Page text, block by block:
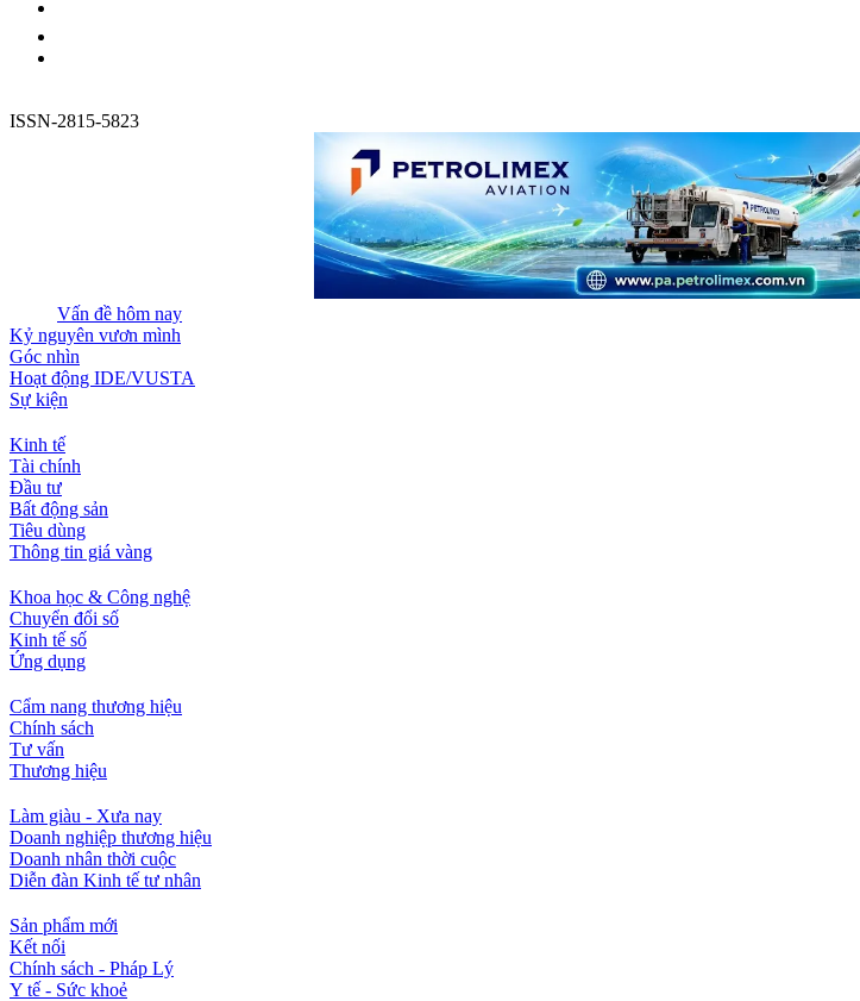
ISSN-2815-5823
Vấn đề hôm nay
Kỷ nguyên vươn mình
Góc nhìn
Hoạt động IDE/VUSTA
Sự kiện
Kinh tế
Tài chính
Đầu tư
Bất động sản
Tiêu dùng
Thông tin giá vàng
Khoa học & Công nghệ
Chuyển đổi số
Kinh tế số
Ứng dụng
Cẩm nang thương hiệu
Chính sách
Tư vấn
Thương hiệu
Làm giàu - Xưa nay
Doanh nghiệp thương hiệu
Doanh nhân thời cuộc
Diễn đàn Kinh tế tư nhân
Sản phẩm mới
Kết nối
Chính sách - Pháp Lý
Y tế - Sức khoẻ